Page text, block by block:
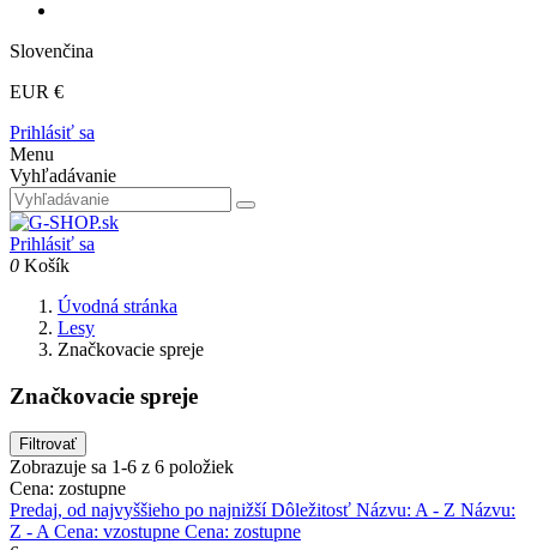
Slovenčina
EUR €
Prihlásiť sa
Menu
Vyhľadávanie
Prihlásiť sa
0 Košík
Úvodná stránka
Lesy
Značkovacie spreje
Značkovacie spreje
Filtrovať
Zobrazuje sa 1-6 z 6 položiek
Cena: zostupne
Predaj, od najvyššieho po najnižšíDôležitosť Názvu: A - Z Názvu:
Z - ACena: vzostupne Cena: zostupne